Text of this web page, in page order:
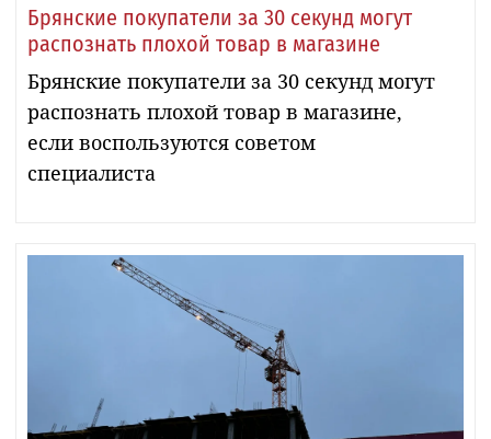
Брянские покупатели за 30 секунд могут
распознать плохой товар в магазине
Брянские покупатели за 30 секунд могут
распознать плохой товар в магазине,
если воспользуются советом
специалиста